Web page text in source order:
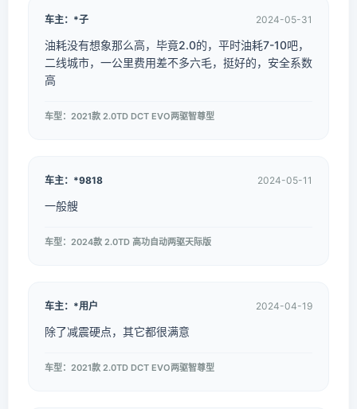
车主：*子 2024-05-31
油耗没有想象那么高，毕竟2.0的，平时油耗7-10吧，
二线城市，一公里费用差不多六毛，挺好的，安全系数
高
车型：2021款 2.0TD DCT EVO两驱智尊型
车主：*9818 2024-05-11
一般艘
车型：2024款 2.0TD 高功自动两驱天际版
车主：*用户 2024-04-19
除了减震硬点，其它都很满意
车型：2021款 2.0TD DCT EVO两驱智尊型